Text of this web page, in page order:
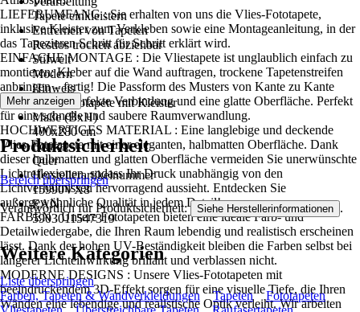
Tapete einkleistern
Entfernen von Tapeten
Restlos trocken abziehbar
Stilwelt
Modern
Hinweis
Vlies Fototapete mit Kleister
Maße (BxH)
400x280 cm
Format
Quer
Herstellerartikelnummer
15990VX8
EAN
5903011547319
LIEFERUMFANG : Sie erhalten von uns die Vlies-Fototapete,
inklusive Kleister zum Verkleben sowie eine Montageanleitung, in der
das Tapezieren Schritt für Schritt erklärt wird.
EINFACHE MONTAGE : Die Vliestapete ist unglaublich einfach zu
montieren: Kleber auf die Wand auftragen, trockene Tapetenstreifen
anbringen – fertig! Die Passform des Musters von Kante zu Kante
sorgt für eine perfekte Verbindung und eine glatte Oberfläche. Perfekt
für eine schnelle und saubere Raumverwandlung.
HOCHWERTIGES MATERIAL : Eine langlebige und deckende
Vlies-Fototapete mit einer eleganten, halbmatten Oberfläche. Dank
dieser halbmatten und glatten Oberfläche vermeiden Sie unerwünschte
Lichtreflexionen, sodass Ihr Druck unabhängig von den
Lichtverhältnissen hervorragend aussieht. Entdecken Sie
außergewöhnliche Qualität in jedem Detail!
FARBEN : Unsere Fototapeten bieten eine ideale Farb- und
Detailwiedergabe, die Ihren Raum lebendig und realistisch erscheinen
lässt. Dank der hohen UV-Beständigkeit bleiben die Farben selbst bei
längerer Lichteinwirkung brillant und verblassen nicht.
MODERNE DESIGNS : Unsere Vlies-Fototapeten mit
beeindruckendem 3D-Effekt sorgen für eine visuelle Tiefe, die Ihren
Wänden eine lebendige und realistische Optik verleiht. Wir arbeiten
Mehr anzeigen
Produktsicherheit
Bereich überspringen
Verantwortlich für Produktsicherheit: Siehe Herstellerinformationen .
Weitere Kategorien
Liste überspringen
Farben, Tapeten & Wandverkleidungen
Tapeten
Fototapeten